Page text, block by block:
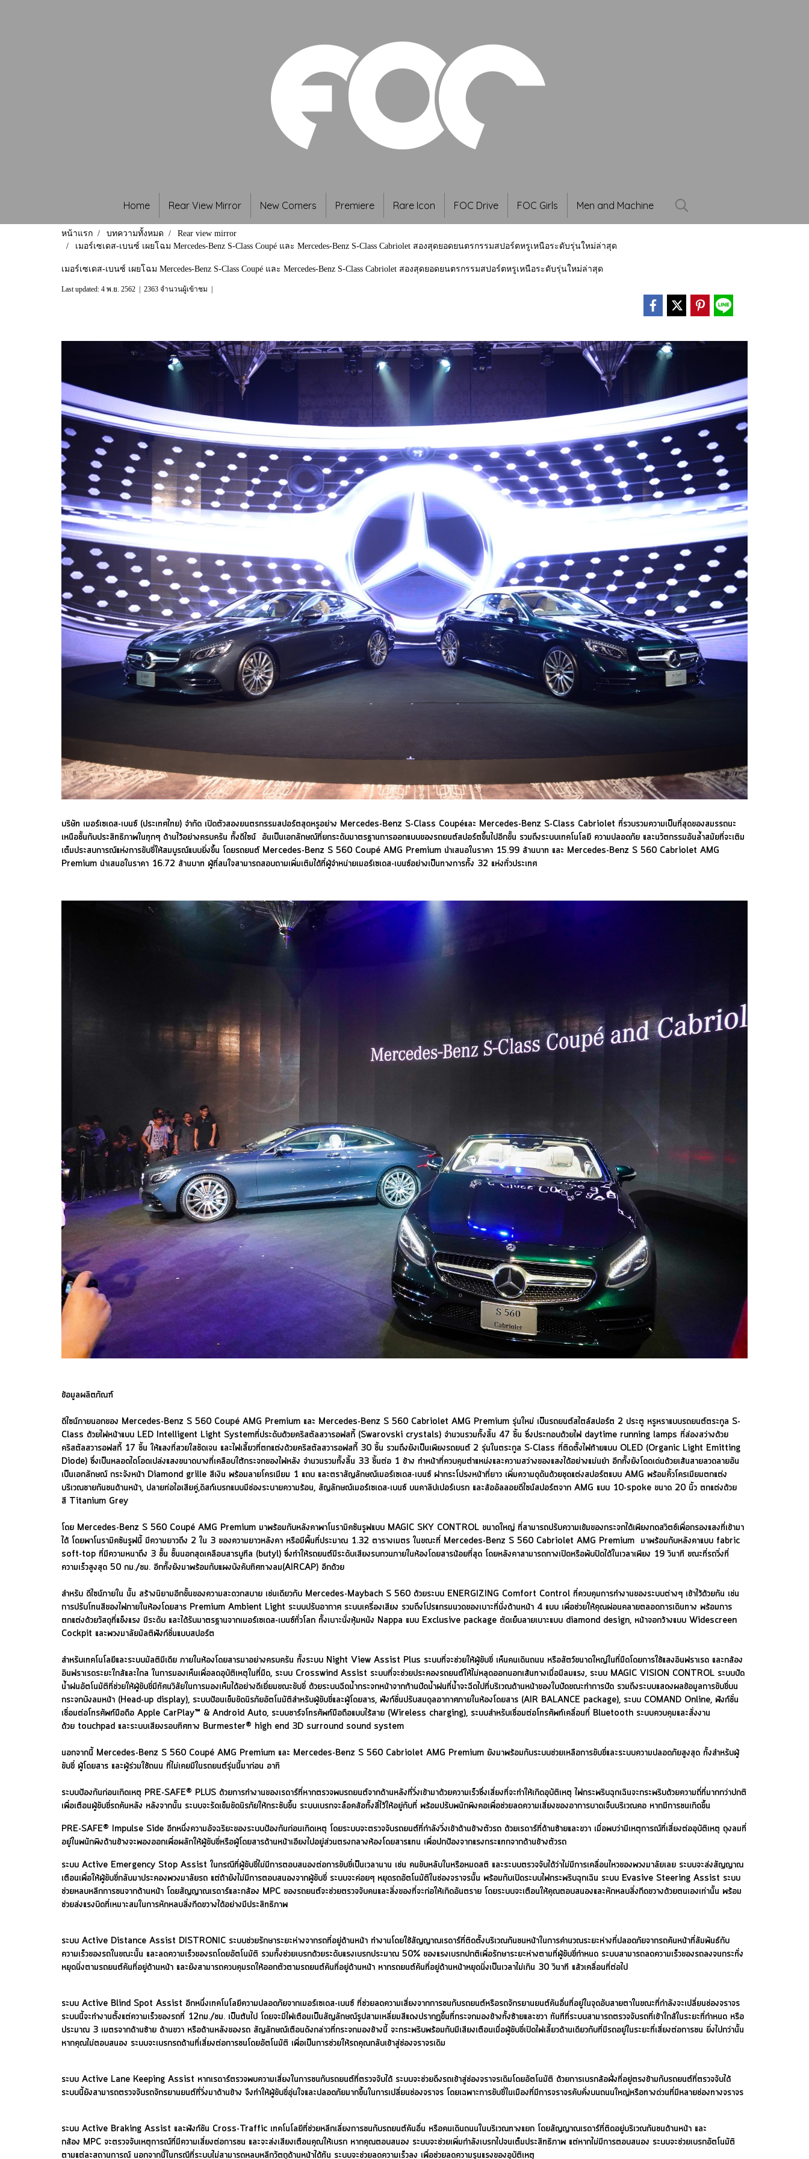
Home Rear View Mirror New Comers Premiere Rare Icon FOC Drive FOC Girls Men and Machine
หน้าแรก บทความทั้งหมด
Rear view mirror
เมอร์เซเดส-เบนซ์ เผยโฉม Mercedes-Benz S-Class Coupé และ Mercedes-Benz S-Class Cabriolet สองสุดยอดยนตรกรรมสปอร์ตหรูเหนือระดับรุ่นใหม่ล่าสุด
เมอร์เซเดส-เบนซ์ เผยโฉม Mercedes-Benz S-Class Coupé และ Mercedes-Benz S-Class Cabriolet สองสุดยอดยนตรกรรมสปอร์ตหรูเหนือระดับรุ่นใหม่ล่าสุด
Last updated: 4 พ.ย. 2562 2363 จำนวนผู้เข้าชม
บริษัท เมอร์เซเดส-เบนซ์ (ประเทศไทย) จำกัด เปิดตัวสองยนตรกรรมสปอร์ตสุดหรูอย่าง Mercedes-Benz S-Class Coupéและ Mercedes-Benz S-Class Cabriolet ที่รวบรวมความเป็นที่สุดของสมรรถนะ
เหนือชั้นกับประสิทธิภาพในทุกๆ ด้านไว้อย่างครบครัน ทั้งดีไซน์ อันเป็นเอกลักษณ์ที่ยกระดับมาตรฐานการออกแบบของรถยนต์สปอร์ตขึ้นไปอีกขั้น รวมถึงระบบเทคโนโลยี ความปลอดภัย และนวัตกรรมอันล้ำสมัยที่จะเติม
เต็มประสบการณ์แห่งการขับขี่ให้สมบูรณ์แบบยิ่งขึ้น โดยรถยนต์ Mercedes-Benz S 560 Coupé AMG Premium นำเสนอในราคา 15.99 ล้านบาท และ Mercedes-Benz S 560 Cabriolet AMG
Premium นำเสนอในราคา 16.72 ล้านบาท ผู้ที่สนใจสามารถสอบถามเพิ่มเติมได้ที่ผู้จำหน่ายเมอร์เซเดส-เบนซ์อย่างเป็นทางการทั้ง 32 แห่งทั่วประเทศ
ข้อมูลผลิตภัณฑ์
ดีไซน์ภายนอกของ Mercedes-Benz S 560 Coupé AMG Premium และ Mercedes-Benz S 560 Cabriolet AMG Premium รุ่นใหม่ เป็นรถยนต์สไตล์สปอร์ต 2 ประตู หรูหราแบบรถยนต์ตระกูล S-
Class ด้วยไฟหน้าแบบ LED Intelligent Light Systemที่ประดับด้วยคริสตัลสวารอฟสกี้ (Swarovski crystals) จำนวนรวมทั้งสิ้น 47 ชิ้น ซึ่งประกอบด้วยไฟ daytime running lamps ที่ส่องสว่างด้วย
คริสตัลสวารอฟสกี้ 17 ชิ้น ให้แสงที่สวยใสชัดเจน และไฟเลี้ยวที่ตกแต่งด้วยคริสตัลสวารอฟสกี้ 30 ชิ้น รวมถึงยังเป็นเพียงรถยนต์ 2 รุ่นในตระกูล S-Class ที่ติดตั้งไฟท้ายแบบ OLED (Organic Light Emitting
Diode) ซึ่งเป็นหลอดไดโอดเปล่งแสงขนาดบางที่เคลือบใต้กระจกของไฟหลัง จำนวนรวมทั้งสิ้น 33 ชิ้นต่อ 1 ข้าง ทำหน้าที่ควบคุมตำแหน่งและความสว่างของแสงได้อย่างแม่นยำ อีกทั้งยังโดดเด่นด้วยเส้นสายลวดลายอัน
เป็นเอกลักษณ์ กระจังหน้า Diamond grille สีเงิน พร้อมลายโครเมียม 1 แถบ และตราสัญลักษณ์เมอร์เซเดส-เบนซ์ ฝากระโปรงหน้าที่ยาว เพิ่มความดุดันด้วยชุดแต่งสปอร์ตแบบ AMG พร้อมคิ้วโครเมียมตกแต่ง
บริเวณชายกันชนด้านหน้า, ปลายท่อไอเสียคู่,ดิสก์เบรกแบบมีช่องระบายความร้อน, สัญลักษณ์เมอร์เซเดส-เบนซ์ บนคาลิปเปอร์เบรก และล้ออัลลอยดีไซน์สปอร์ตจาก AMG แบบ 10-spoke ขนาด 20 นิ้ว ตกแต่งด้วย
สี Titanium Grey
โดย Mercedes-Benz S 560 Coupé AMG Premium มาพร้อมกับหลังคาพาโนรามิคซันรูฟแบบ MAGIC SKY CONTROL ขนาดใหญ่ ที่สามารถปรับความเข้มของกระจกได้เพียงกดสวิตช์เพื่อกรองแสงที่เข้ามา
ได้ โดยพาโนรามิคซันรูฟนี้ มีความยาวถึง 2 ใน 3 ของความยาวหลังคา หรือมีพื้นที่ประมาณ 1.32 ตารางเมตร ในขณะที่ Mercedes-Benz S 560 Cabriolet AMG Premium มาพร้อมกับหลังคาแบบ fabric
soft-top ที่มีความหนาถึง 3 ชั้น ชั้นนอกสุดเคลือบสารบูทีล (butyl) ซึ่งทำให้รถยนต์มีระดับเสียงรบกวนภายในห้องโดยสารน้อยที่สุด โดยหลังคาสามารถกางเปิดหรือพับปิดได้ในเวลาเพียง 19 วินาที ขณะที่รถวิ่งที่
ความเร็วสูงสุด 50 กม./ชม. อีกทั้งยังมาพร้อมกับแผงบังคับทิศทางลม(AIRCAP) อีกด้วย
สำหรับ ดีไซน์ภายใน นั้น สร้างนิยามอีกขั้นของความสะดวกสบาย เช่นเดียวกับ Mercedes-Maybach S 560 ด้วยระบบ ENERGIZING Comfort Control ที่ควบคุมการทำงานของระบบต่างๆ เข้าไว้ด้วยกัน เช่น
การปรับโทนสีของไฟภายในห้องโดยสาร Premium Ambient Light ระบบปรับอากาศ ระบบเครื่องเสียง รวมถึงโปรแกรมนวดของเบาะที่นั่งด้านหน้า 4 แบบ เพื่อช่วยให้คุณผ่อนคลายตลอดการเดินทาง พร้อมการ
ตกแต่งด้วยวัสดุที่แข็งแรง มีระดับ และได้รับมาตรฐานจากเมอร์เซเดส-เบนซ์ทั่วโลก ทั้งเบาะนั่งหุ้มหนัง Nappa แบบ Exclusive package ตัดเย็บลายเบาะแบบ diamond design, หน้าจอกว้างแบบ Widescreen
Cockpit และพวงมาลัยมัลติฟังก์ชั่นแบบสปอร์ต
สำหรับเทคโนโลยีและระบบมัลติมีเดีย ภายในห้องโดยสารมาอย่างครบครัน ทั้งระบบ Night View Assist Plus ระบบที่จะช่วยให้ผู้ขับขี่ เห็นคนเดินถนน หรือสัตว์ขนาดใหญ่ในที่มืดโดยการใช้แสงอินฟราเรด และกล้อง
อินฟราเรดระยะใกล้และไกล ในการมองเห็นเพื่อลดอุบัติเหตุในที่มืด, ระบบ Crosswind Assist ระบบที่จะช่วยประคองรถยนต์ให้ไม่หลุดออกนอกเส้นทางเมื่อมีลมแรง, ระบบ MAGIC VISION CONTROL ระบบปัด
น้ำฝนอัตโนมัติที่ช่วยให้ผู้ขับขี่มีทัศนวิสัยในการมองเห็นได้อย่างดีเยี่ยมขณะขับขี่ ด้วยระบบฉีดน้ำกระจกหน้าจากก้านปัดน้ำฝนที่น้ำจะฉีดไปที่บริเวณด้านหน้าของใบปัดขณะทำการปัด รวมถึงระบบแสดงผลข้อมูลการขับขี่บน
กระจกบังลมหน้า (Head-up display), ระบบป้อนเข็มขัดนิรภัยอัตโนมัติสำหรับผู้ขับขี่และผู้โดยสาร, ฟังก์ชั่นปรับสมดุลอากาศภายในห้องโดยสาร (AIR BALANCE package), ระบบ COMAND Online, ฟังก์ชั่น
เชื่อมต่อโทรศัพท์มือถือ Apple CarPlay™ & Android Auto, ระบบชาร์จโทรศัพท์มือถือแบบไร้สาย (Wireless charging), ระบบสำหรับเชื่อมต่อโทรศัพท์เคลื่อนที่ Bluetooth ระบบควบคุมและสั่งงาน
ด้วย touchpad และระบบเสียงรอบทิศทาง Burmester® high end 3D surround sound system
นอกจากนี้ Mercedes-Benz S 560 Coupé AMG Premium และ Mercedes-Benz S 560 Cabriolet AMG Premium ยังมาพร้อมกับระบบช่วยเหลือการขับขี่และระบบความปลอดภัยสูงสุด ทั้งสำหรับผู้
ขับขี่ ผู้โดยสาร และผู้ร่วมใช้ถนน ที่ไม่เคยมีในรถยนต์รุ่นนี้มาก่อน อาทิ
ระบบป้องกันก่อนเกิดเหตุ PRE-SAFE® PLUS ด้วยการทำงานของเรดาร์ที่หากตรวจพบรถยนต์จากด้านหลังที่วิ่งเข้ามาด้วยความเร็วซึ่งเสี่ยงที่จะทำให้เกิดอุบัติเหตุ ไฟกระพริบฉุกเฉินจะกระพริบด้วยความถี่ที่มากกว่าปกติ
เพื่อเตือนผู้ขับขี่รถคันหลัง หลังจากนั้น ระบบจะรัดเข็มขัดนิรภัยให้กระชับขึ้น ระบบเบรกจะล็อคล้อทั้งสี่ไว้ให้อยู่กับที่ พร้อมปรับพนักพิงคอเพื่อช่วยลดความเสี่ยงของอาการบาดเจ็บบริเวณคอ หากมีการชนเกิดขึ้น
PRE-SAFE® Impulse Side อีกหนึ่งความอัจฉริยะของระบบป้องกันก่อนเกิดเหตุ โดยระบบจะตรวจจับรถยนต์ที่กำลังวิ่งเข้าด้านข้างตัวรถ ด้วยเรดาร์ที่ด้านซ้ายและขวา เมื่อพบว่ามีเหตุการณ์ที่เสี่ยงต่ออุบัติเหตุ ถุงลมที่
อยู่ในพนักพิงด้านข้างจะพองออกเพื่อผลักให้ผู้ขับขี่หรือผู้โดยสารด้านหน้าเอียงไปอยู่ส่วนตรงกลางห้องโดยสารแทน เพื่อปกป้องจากแรงกระแทกจากด้านข้างตัวรถ
ระบบ Active Emergency Stop Assist ในกรณีที่ผู้ขับขี่ไม่มีการตอบสนองต่อการขับขี่เป็นเวลานาน เช่น คนขับหลับในหรือหมดสติ และระบบตรวจจับได้ว่าไม่มีการเคลื่อนไหวของพวงมาลัยเลย ระบบจะส่งสัญญาณ
เตือนเพื่อให้ผู้ขับขี่กลับมาประคองพวงมาลัยรถ แต่ถ้ายังไม่มีการตอบสนองจากผู้ขับขี่ ระบบจะค่อยๆ หยุดรถอัตโนมัติในช่องจราจรนั้น พร้อมกับเปิดระบบไฟกระพริบฉุกเฉิน ระบบ Evasive Steering Assist ระบบ
ช่วยหลบหลีกการชนจากด้านหน้า โดยสัญญาณเรดาร์และกล้อง MPC ของรถยนต์จะช่วยตรวจจับคนและสิ่งของที่จะก่อให้เกิดอันตราย โดยระบบจะเตือนให้คุณตอบสนองและหักหลบสิ่งกีดขวางด้วยตนเองเท่านั้น พร้อม
ช่วยส่งแรงบิดที่เหมาะสมในการหักหลบสิ่งกีดขวางได้อย่างมีประสิทธิภาพ
ระบบ Active Distance Assist DISTRONIC ระบบช่วยรักษาระยะห่างจากรถที่อยู่ด้านหน้า ทำงานโดยใช้สัญญาณเรดาร์ที่ติดตั้งบริเวณกันชนหน้าในการคำนวณระยะห่างที่ปลอดภัยจากรถคันหน้าที่สัมพันธ์กับ
ความเร็วของรถในขณะนั้น และลดความเร็วของรถโดยอัตโนมัติ รวมทั้งช่วยเบรกด้วยระดับแรงเบรกประมาณ 50% ของแรงเบรกปกติเพื่อรักษาระยะห่างตามที่ผู้ขับขี่กำหนด ระบบสามารถลดความเร็วของรถลงจนกระทั่ง
หยุดนิ่งตามรถยนต์คันที่อยู่ด้านหน้า และยังสามารถควบคุมรถให้ออกตัวตามรถยนต์คันที่อยู่ด้านหน้า หากรถยนต์คันที่อยู่ด้านหน้าหยุดนิ่งเป็นเวลาไม่เกิน 30 วินาที แล้วเคลื่อนที่ต่อไป
ระบบ Active Blind Spot Assist อีกหนึ่งเทคโนโลยีความปลอดภัยจากเมอร์เซเดส-เบนซ์ ที่ช่วยลดความเสี่ยงจากการชนกับรถยนต์หรือรถจักรยานยนต์คันอื่นที่อยู่ในจุดอับสายตาในขณะที่กำลังจะเปลี่ยนช่องจราจร
ระบบนี้จะทำงานตั้งแต่ความเร็วของรถที่ 12กม./ชม. เป็นต้นไป โดยจะมีไฟเตือนเป็นสัญลักษณ์รูปสามเหลี่ยมสีแดงปรากฏขึ้นที่กระจกมองข้างทั้งซ้ายและขวา ทันทีที่ระบบสามารถตรวจจับรถที่เข้าใกล้ในระยะที่กำหนด หรือ
ประมาณ 3 เมตรจากด้านซ้าย ด้านขวา หรือด้านหลังของรถ สัญลักษณ์เตือนดังกล่าวที่กระจกมองข้างนี้ จะกระพริบพร้อมกับมีเสียงเตือนเมื่อผู้ขับขี่เปิดไฟเลี้ยวด้านเดียวกับที่มีรถอยู่ในระยะที่เสี่ยงต่อการชน ยิ่งไปกว่านั้น
หากคุณไม่ตอบสนอง ระบบจะเบรกรถด้านที่เสี่ยงต่อการชนโดยอัตโนมัติ เพื่อเป็นการช่วยให้รถคุณกลับเข้าสู่ช่องจราจรเดิม
ระบบ Active Lane Keeping Assist หากเรดาร์ตรวจพบความเสี่ยงในการชนกับรถยนต์ที่ตรวจจับได้ ระบบจะช่วยดึงรถเข้าสู่ช่องจราจรเดิมโดยอัตโนมัติ ด้วยการเบรกล้อฝั่งที่อยู่ตรงข้ามกับรถยนต์ที่ตรวจจับได้
ระบบนี้ยังสามารถตรวจจับรถจักรยานยนต์ที่วิ่งมาด้านข้าง จึงทำให้ผู้ขับขี่อุ่นใจและปลอดภัยมากขึ้นในการเปลี่ยนช่องจราจร โดยเฉพาะการขับขี่ในเมืองที่มีการจราจรคับคั่งบนถนนใหญ่หรือทางด่วนที่มีหลายช่องทางจราจร
ระบบ Active Braking Assist และฟังก์ชัน Cross-Traffic เทคโนโลยีที่ช่วยหลีกเลี่ยงการชนกับรถยนต์คันอื่น หรือคนเดินถนนในบริเวณทางแยก โดยสัญญาณเรดาร์ที่ติดอยู่บริเวณกันชนด้านหน้า และ
กล้อง MPC จะตรวจจับเหตุการณ์ที่มีความเสี่ยงต่อการชน และจะส่งเสียงเตือนคุณให้เบรก หากคุณตอบสนอง ระบบจะช่วยเพิ่มกำลังเบรกไปจนเต็มประสิทธิภาพ แต่หากไม่มีการตอบสนอง ระบบจะช่วยเบรกอัตโนมัติ
ตามแต่ละสถานการณ์ นอกจากนี้ในกรณีที่ระบบไม่สามารถหลบหลีกวัตถุด้านหน้าได้ทัน ระบบจะช่วยลดความเร็วลง เพื่อช่วยลดความรุนแรงของอุบัติเหตุ